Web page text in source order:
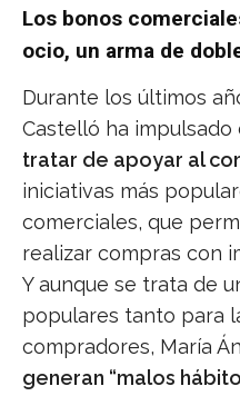
Los bonos
ocio, un arma de
Durante los últimos
Castelló ha impulsado
tratar de apoyar al
iniciativas más
comerciales, que
realizar compras con
Y aunque se trata de
populares tanto para
compradores, María
generan “malos